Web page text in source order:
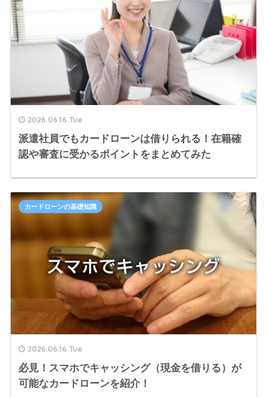
2026.06.16 Tue
派遣社員でもカードローンは借りられる！在籍確
認や審査に受かるポイントをまとめてみた
2026.06.16 Tue
必見！スマホでキャッシング（現金を借りる）が
可能なカードローンを紹介！
カードローンの基礎知識